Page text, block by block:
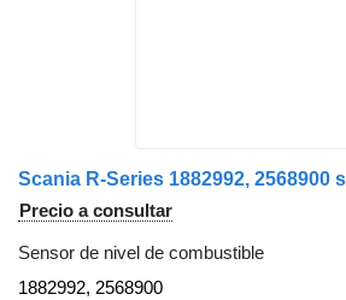
Precio a consultar
Sensor de nivel de combustible
1882992, 2568900